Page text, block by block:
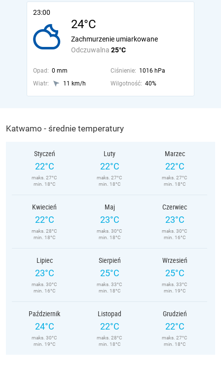
23:00
24°C
Odczuwalna 25°C
Zachmurzenie umiarkowane
Opad: 0 mm Ciśnienie: 1016 hPa
Wiatr:
11 km/h Wilgotność: 40%
Katwamo - średnie temperatury
Styczeń
22°C
maks. 27°C
min. 18°C
Luty
22°C
maks. 27°C
min. 18°C
Marzec
22°C
maks. 27°C
min. 18°C
Kwiecień
22°C
maks. 28°C
min. 18°C
Maj
23°C
maks. 30°C
min. 18°C
Czerwiec
23°C
maks. 30°C
min. 16°C
Lipiec
23°C
maks. 30°C
min. 16°C
Sierpień
25°C
maks. 33°C
min. 18°C
Wrzesień
25°C
maks. 33°C
min. 19°C
Październik
24°C
maks. 30°C
min. 19°C
Listopad
22°C
maks. 28°C
min. 18°C
Grudzień
22°C
maks. 27°C
min. 18°C